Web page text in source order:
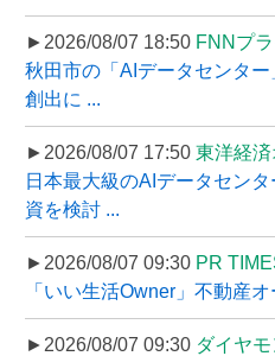
►2026/08/07 18:50 FNNプ
秋田市の「AIデータセンタ
創出に ...
►2026/08/07 17:50 東洋経
日本最大級のAIデータセン
資を検討 ...
►2026/08/07 09:30 PR
「いい生活Owner」不動産
►2026/08/07 09:30 ダイヤ